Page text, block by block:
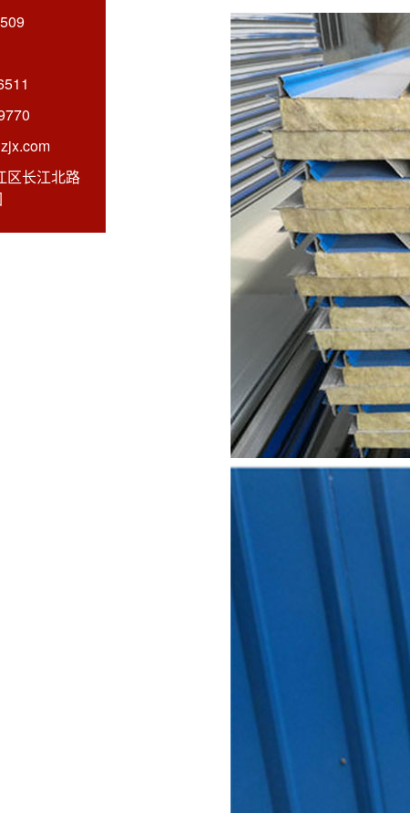
区长江北路